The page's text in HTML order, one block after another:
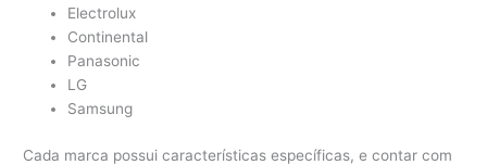
Electrolux
Continental
Panasonic
LG
Samsung
Cada marca possui características específicas, e contar com